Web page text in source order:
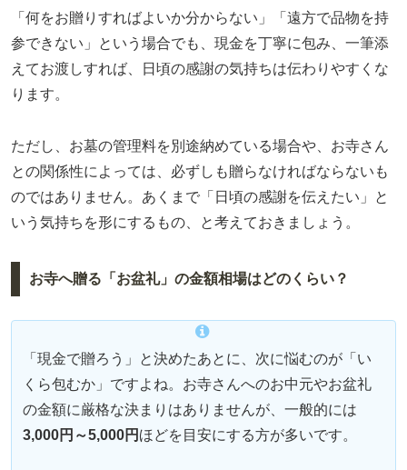
「何をお贈りすればよいか分からない」「遠方で品物を持
参できない」という場合でも、現金を丁寧に包み、一筆添
えてお渡しすれば、日頃の感謝の気持ちは伝わりやすくな
ります。
ただし、お墓の管理料を別途納めている場合や、お寺さん
との関係性によっては、必ずしも贈らなければならないも
のではありません。あくまで「日頃の感謝を伝えたい」と
いう気持ちを形にするもの、と考えておきましょう。
お寺へ贈る「お盆礼」の金額相場はどのくらい？
「現金で贈ろう」と決めたあとに、次に悩むのが「い
くら包むか」ですよね。お寺さんへのお中元やお盆礼
の金額に厳格な決まりはありませんが、一般的には
3,000円～5,000円 ほどを目安にする方が多いです。